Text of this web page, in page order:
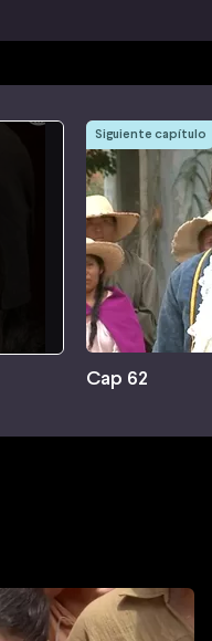
Siguiente capítulo
Cap 62